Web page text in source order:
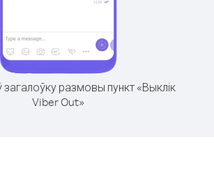
размовы пункт «Выклік
Viber Out»